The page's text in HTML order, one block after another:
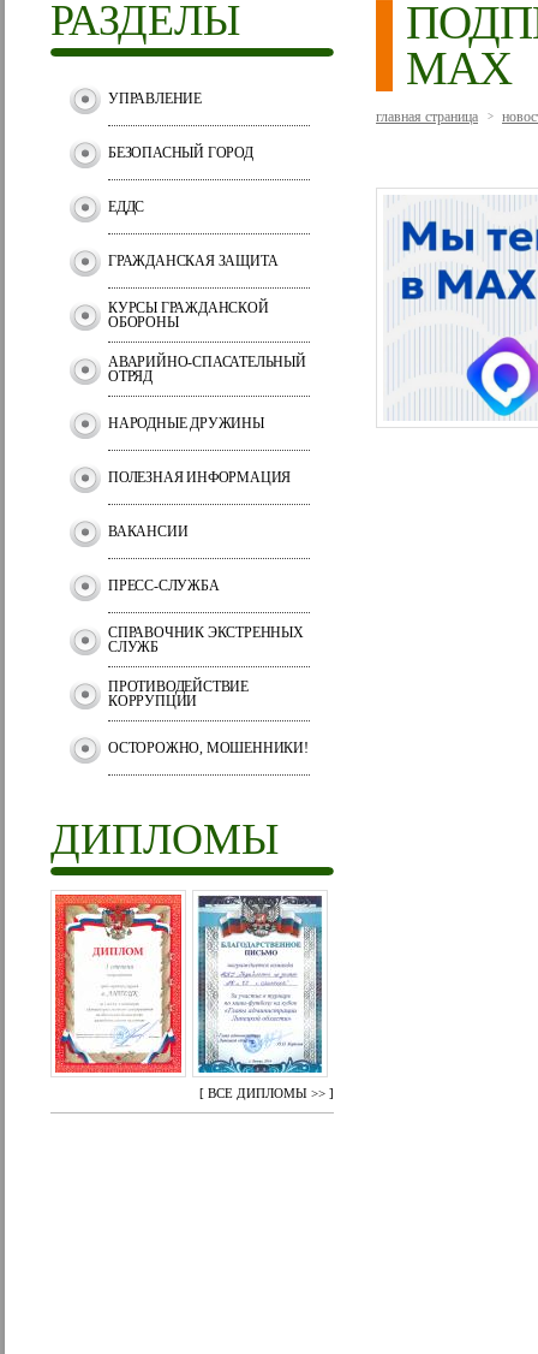
РАЗДЕЛЫ
УПРАВЛЕНИЕ
БЕЗОПАСНЫЙ ГОРОД
ЕДДС
ГРАЖДАНСКАЯ ЗАЩИТА
КУРСЫ ГРАЖДАНСКОЙ
ОБОРОНЫ
АВАРИЙНО-СПАСАТЕЛЬНЫЙ
ОТРЯД
НАРОДНЫЕ ДРУЖИНЫ
ПОЛЕЗНАЯ ИНФОРМАЦИЯ
ВАКАНСИИ
ПРЕСС-СЛУЖБА
СПРАВОЧНИК ЭКСТРЕННЫХ
СЛУЖБ
ПРОТИВОДЕЙСТВИЕ
КОРРУПЦИИ
ОСТОРОЖНО, МОШЕННИКИ!
ДИПЛОМЫ
[ ВСЕ ДИПЛОМЫ >> ]
MAX
главная страница >